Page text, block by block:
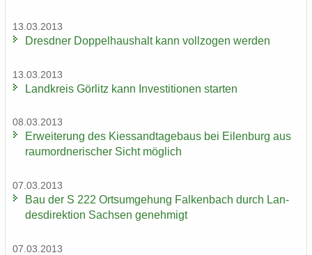
13.03.2013
Dresd­ner Dop­pel­haus­halt kann voll­zo­gen wer­den
13.03.2013
Land­kreis Gör­litz kann In­ves­ti­tio­nen star­ten
08.03.2013
Er­wei­te­rung des Kies­sand­ta­ge­baus bei Ei­len­burg aus
raum­ord­ne­ri­scher Sicht mög­lich
07.03.2013
Bau der S 222 Orts­um­ge­hung Fal­ken­bach durch Lan­
des­di­rek­ti­on Sach­sen ge­neh­migt
07.03.2013